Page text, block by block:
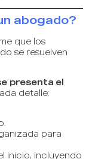
abogado?
que los
se resuelven
presenta el
detalle:
para
inicio, incluyendo